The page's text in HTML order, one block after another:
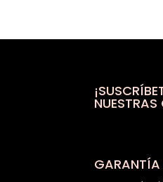
era:
NUESTRAS
GARANTÍA